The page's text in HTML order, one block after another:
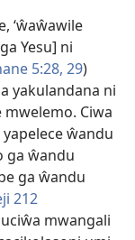
‘ŵaŵawile
Yesu] ni
5:28, 29)
yakulandana ni
mwelemo. Ciwa
ŵandu
ga ŵandu
ga ŵandu
212
mwangali